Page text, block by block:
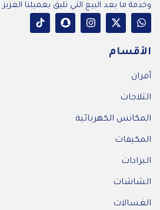
وخدمة ما بعد البيع التي تليق بعميلنا العزيز
الأقسام
أفران
الثلاجات
المكانس الكهربائية
المكيفات
البرادات
الشاشات
الغسالات